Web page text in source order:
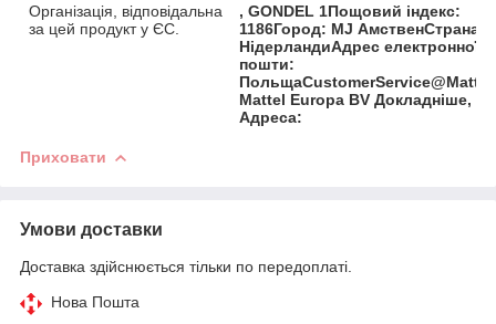
Організація, відповідальна
за цей продукт у ЄС.
, GONDEL 1Пощовий індекс:
1186Город: MJ АмственСтрана:
НідерландиАдрес електронної
пошти:
Mattel Europa BV Докладніше,
Адреса:
Приховати
Умови доставки
Доставка здійснюється тільки по передоплаті.
Нова Пошта